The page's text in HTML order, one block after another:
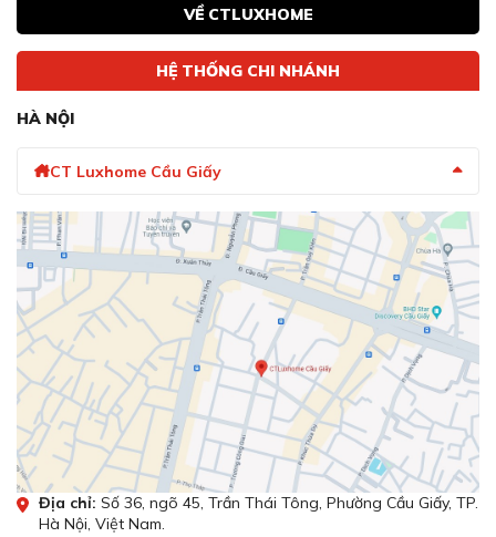
Kính cách nhiệt 3 lớp và bộ lọc tia UV bảo vệ hương
thơm
Hai vùng nhiệt độ riêng biệt cho rượu vang
trắng và đỏ
Với hai vùng nhiệt độ có thể điều chỉnh độc lập từ 5 - 20
°C (41 - 68 °F), bạn có thể lưu trữ cả rượu vang trắng và
đỏ trong cùng một tủ, đảm bảo mỗi loại rượu luôn ở
nhiệt độ lý tưởng mà không ảnh hưởng đến chất lượng.
VỀ CTLUXHOME
HỆ THỐNG CHI NHÁNH
HÀ NỘI
CT Luxhome Cầu Giấy
Địa chỉ: Số 36, ngõ 45, Trần Thái Tông, Phường Cầu Giấy, TP.
Hà Nội, Việt Nam.